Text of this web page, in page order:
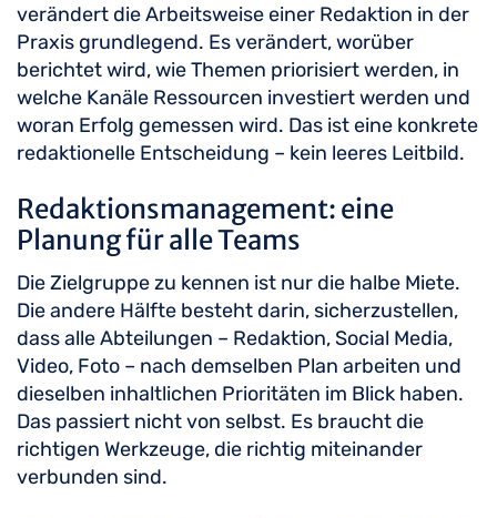
verändert die Arbeitsweise einer Redaktion in der
Praxis grundlegend. Es verändert, worüber
berichtet wird, wie Themen priorisiert werden, in
welche Kanäle Ressourcen investiert werden und
woran Erfolg gemessen wird. Das ist eine konkrete
redaktionelle Entscheidung – kein leeres Leitbild.
Redaktionsmanagement: eine
Planung für alle Teams
Die Zielgruppe zu kennen ist nur die halbe Miete.
Die andere Hälfte besteht darin, sicherzustellen,
dass alle Abteilungen – Redaktion, Social Media,
Video, Foto – nach demselben Plan arbeiten und
dieselben inhaltlichen Prioritäten im Blick haben.
Das passiert nicht von selbst. Es braucht die
richtigen Werkzeuge, die richtig miteinander
verbunden sind.